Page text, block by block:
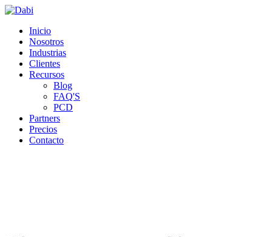
Inicio
Nosotros
Industrias
Clientes
Recursos
Blog
FAQ'S
PCD
Partners
Precios
Contacto